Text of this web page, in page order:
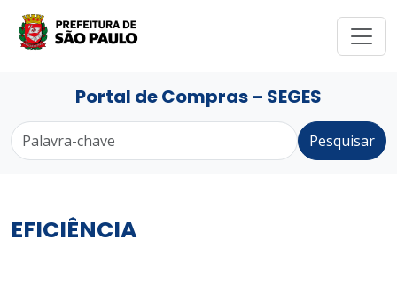
Portal de Compras – SEGES
Pesquisar
EFICIÊNCIA